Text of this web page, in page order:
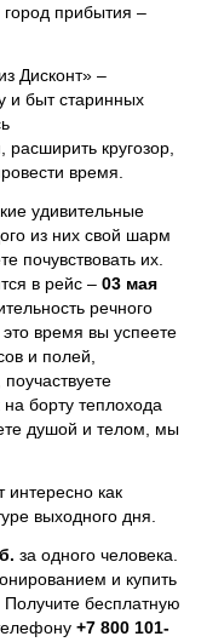
, город прибытия –
Дисконт» –
и быт старинных
кругозор,
время.
удивительные
из них свой шарм
почувствовать их.
в рейс – 03 мая
речного
время вы успеете
и полей,
борту теплохода
душой и телом, мы
как
выходного дня.
за одного человека.
и купить
Получите бесплатную
+7 800 101-